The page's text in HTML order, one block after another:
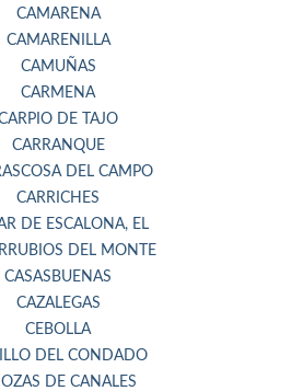
CAMARENA
CAMARENILLA
CAMUÑAS
CARMENA
DE TAJO
CARRANQUE
DEL CAMPO
CARRICHES
DE ESCALONA, EL
DEL MONTE
CASASBUENAS
CAZALEGAS
CEBOLLA
DEL CONDADO
DE CANALES